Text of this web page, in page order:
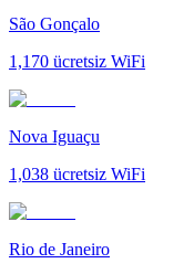
São Gonçalo
1,170 ücretsiz WiFi
Nova Iguaçu
1,038 ücretsiz WiFi
Rio de Janeiro